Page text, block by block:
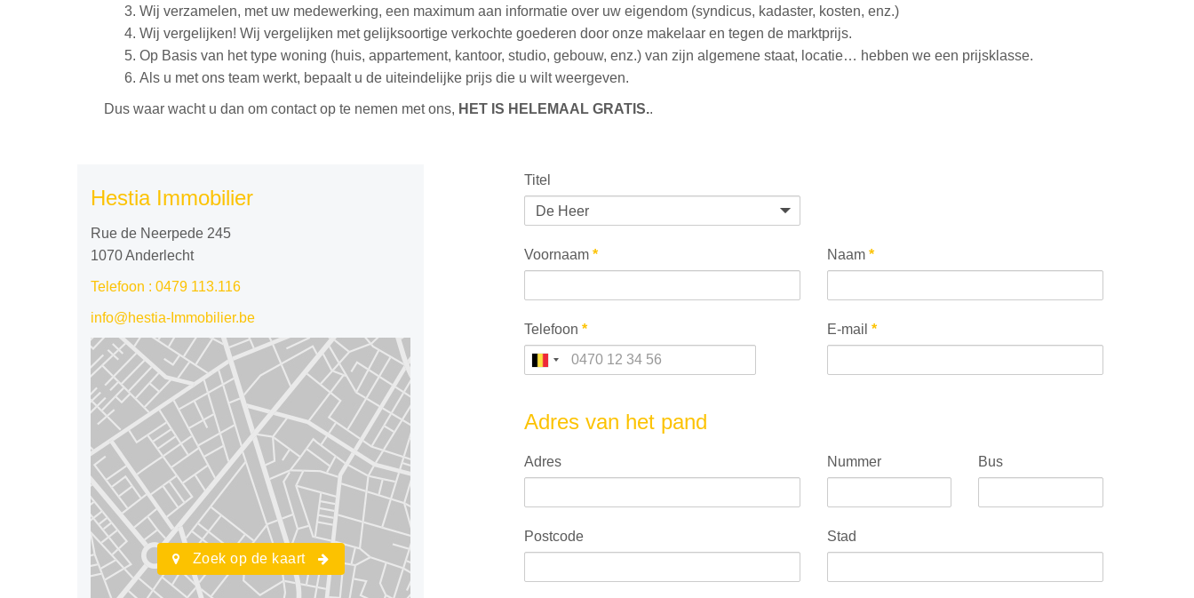
Wij verzamelen, met uw medewerking, een maximum aan informatie over uw eigendom (syndicus, kadaster, kosten, enz.)
Wij vergelijken! Wij vergelijken met gelijksoortige verkochte goederen door onze makelaar en tegen de marktprijs.
Op Basis van het type woning (huis, appartement, kantoor, studio, gebouw, enz.) van zijn algemene staat, locatie… hebben we een prijsklasse.
Als u met ons team werkt, bepaalt u de uiteindelijke prijs die u wilt weergeven.
Dus waar wacht u dan om contact op te nemen met ons, HET IS HELEMAAL GRATIS..
Hestia Immobilier
Rue de Neerpede 245
1070 Anderlecht
Telefoon : 0479 113.116
info@hestia-Immobilier.be
Zoek op de kaart
Titel
Voornaam* Naam*
Telefoon * E-mail *
Adres van het pand
Adres Nummer Bus
Postcode Stad